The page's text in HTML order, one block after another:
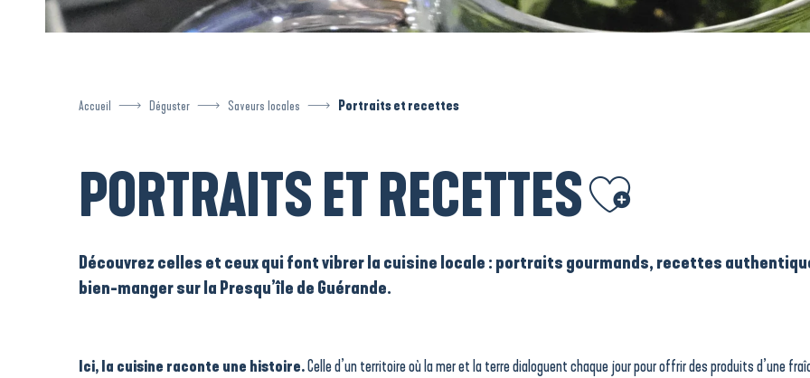
Accueil Déguster Saveurs locales Portraits et recettes
PORTRAITS ET RECETTES Ajouter aux favoris
Découvrez celles et ceux qui font vibrer la cuisine locale : portraits gourmands, recettes
bien-manger sur la Presqu’île de Guérande.
Ici, la cuisine raconte une histoire.Celle d’un territoire où la mer et la terre dialoguent chaque jour pour offrir des produits d’une